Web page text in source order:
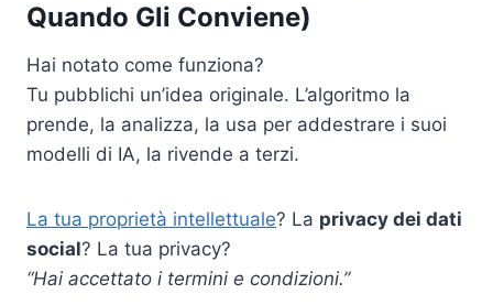
Quando Gli Conviene)
Hai notato come funziona?
Tu pubblichi un’idea originale. L’algoritmo la
prende, la analizza, la usa per addestrare i suoi
modelli di IA, la rivende a terzi.
La tua proprietà intellettuale? La privacy dei dati
social? La tua privacy?
“Hai accettato i termini e condizioni.”